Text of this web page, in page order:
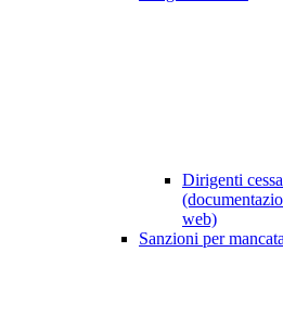
Dirigenti
web)
Sanzioni per